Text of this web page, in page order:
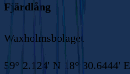
Fjärdlång
Waxholmsbolaget
59° 2.124' N 18° 30.6444' E